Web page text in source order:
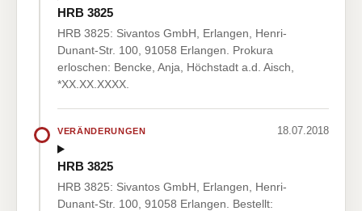
HRB 3825
HRB 3825: Sivantos GmbH, Erlangen, Henri-
Dunant-Str. 100, 91058 Erlangen. Prokura
erloschen: Bencke, Anja, Höchstadt a.d. Aisch,
*XX.XX.XXXX.
VERÄNDERUNGEN 18.07.2018
HRB 3825
HRB 3825: Sivantos GmbH, Erlangen, Henri-
Dunant-Str. 100, 91058 Erlangen. Bestellt: